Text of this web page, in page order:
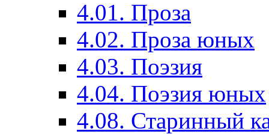
4.01. Проза
4.02. Проза юных
4.03. Поэзия
4.04. Поэзия юных
4.08. Старинный